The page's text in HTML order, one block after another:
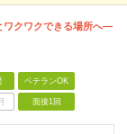
ワクワクできる場所へ―
ベテランOK
面接1回